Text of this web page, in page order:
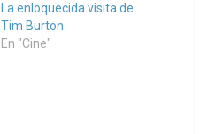
La enloquecida visita de
Tim Burton.
En "Cine"